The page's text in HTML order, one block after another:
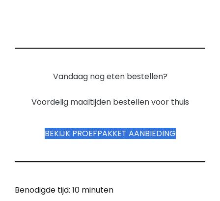
Vandaag nog eten bestellen?
Voordelig maaltijden bestellen voor thuis
BEKIJK PROEFPAKKET AANBIEDING
Benodigde tijd: 10 minuten